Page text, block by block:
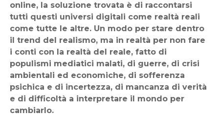
online, la soluzione trovata è di raccontarsi
tutti questi universi digitali come realtà reali
come tutte le altre. Un modo per stare dentro
il trend del realismo, ma in realtà per non fare
i conti con la realtà del reale, fatto di
populismi mediatici malati, di guerre, di crisi
ambientali ed economiche, di sofferenza
psichica e di incertezza, di mancanza di verità
e di difficoltà a interpretare il mondo per
cambiarlo.